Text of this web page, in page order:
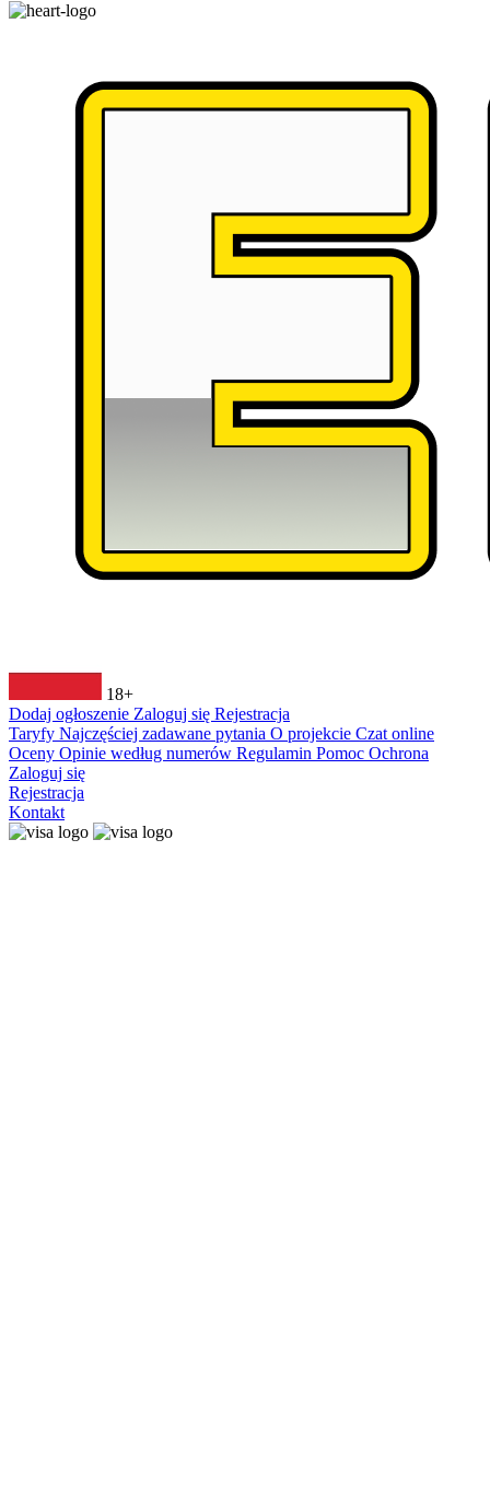
18+
Dodaj ogłoszenie Zaloguj się Rejestracja
Taryfy Najczęściej zadawane pytania O projekcie Czat online
Oceny Opinie według numerów Regulamin Pomoc Ochrona
Zaloguj się
Rejestracja
Kontakt